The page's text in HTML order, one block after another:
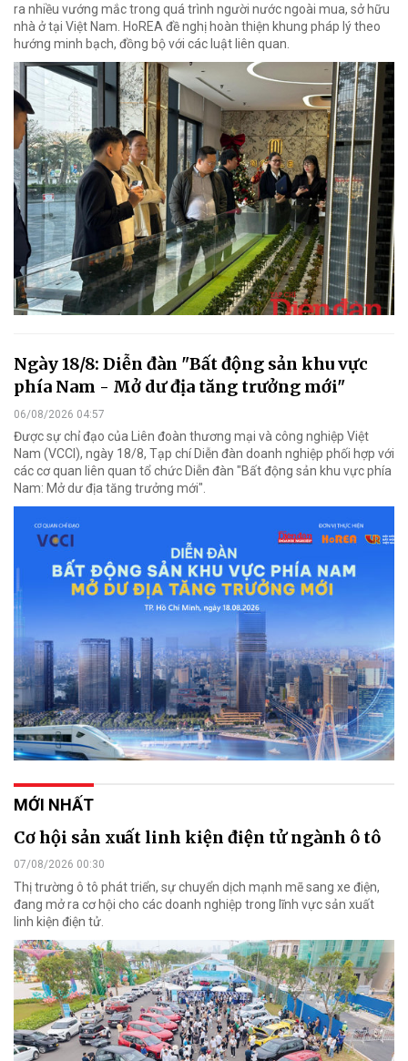
ra nhiều vướng mắc trong quá trình người nước ngoài mua, sở hữu
nhà ở tại Việt Nam. HoREA đề nghị hoàn thiện khung pháp lý theo
hướng minh bạch, đồng bộ với các luật liên quan.
Ngày 18/8: Diễn đàn "Bất động sản khu vực
phía Nam - Mở dư địa tăng trưởng mới"
06/08/2026 04:57
Được sự chỉ đạo của Liên đoàn thương mại và công nghiệp Việt
Nam (VCCI), ngày 18/8, Tạp chí Diễn đàn doanh nghiệp phối hợp với
các cơ quan liên quan tổ chức Diễn đàn "Bất động sản khu vực phía
Nam: Mở dư địa tăng trưởng mới".
MỚI NHẤT
Cơ hội sản xuất linh kiện điện tử ngành ô tô
07/08/2026 00:30
Thị trường ô tô phát triển, sự chuyển dịch mạnh mẽ sang xe điện,
đang mở ra cơ hội cho các doanh nghiệp trong lĩnh vực sản xuất
linh kiện điện tử.